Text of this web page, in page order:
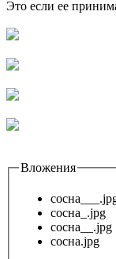
Это если ее
Вложения
сосна_.jpg
сосна__.jpg
сосна.jpg